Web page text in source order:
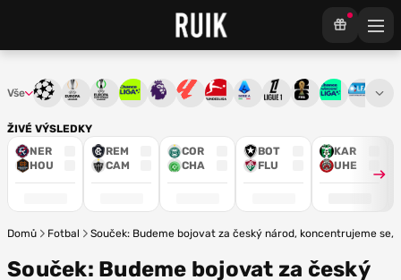
ŽIVÉ VÝSLEDKY
NER
HOU
REM
CAM
COR
CHA
BOT
FLU
KAR
UHE
Vše Liga mistrůEvropská liga
Konferenční liga
Chance ligaPremier League
La LigaBundesliga
Serie ALigue 1Mistrovství světa
Chance3. ČFL
Domů Fotbal Souček: Budeme bojovat za český národ, koncentrujeme se,
Souček: Budeme bojovat za český